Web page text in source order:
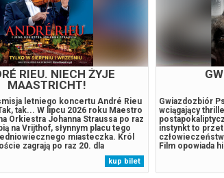
RIEU. NIECH ŻYJE
MAASTRICHT!
letniego koncertu André Rieu
tak... W lipcu 2026 roku Maestro
Orkiestra Johanna Straussa po raz
na Vrijthof, słynnym placu tego
miasteczka. Król
zagrają po raz 20. dla
tysięcy miłośników dobrej muzyki.
wspaniały...
kup bilet
Gwiazdozbiór
wciągający
instynkt to
Film opowiada
wraz z byłym
rzeczywistości.